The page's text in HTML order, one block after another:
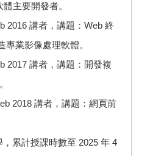
體主要開發者。
2016 講者，講題：Web 終
業影像處理軟體。
2017 講者，講題：開發複
2018 講者，講題：網頁前
累計授課時數至 2025 年 4